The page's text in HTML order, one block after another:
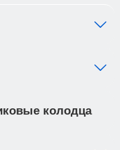
с
в диапазоне
с
колодца